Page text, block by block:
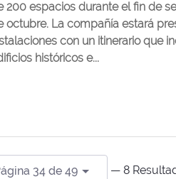
200 espacios durante el fin de
octubre. La compañía estará
con un itinerario que
históricos e...
34 de 49 — 8